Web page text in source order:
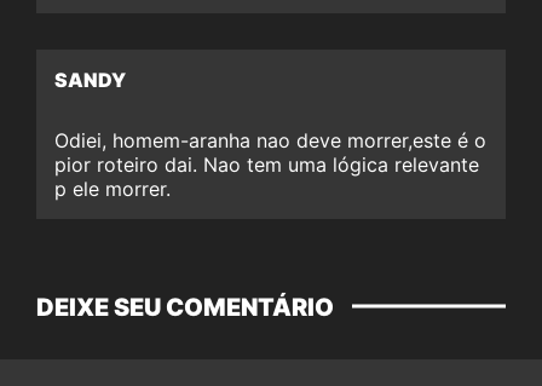
SANDY
Odiei, homem-aranha nao deve morrer,este é o
pior roteiro dai. Nao tem uma lógica relevante
p ele morrer.
DEIXE SEU COMENTÁRIO